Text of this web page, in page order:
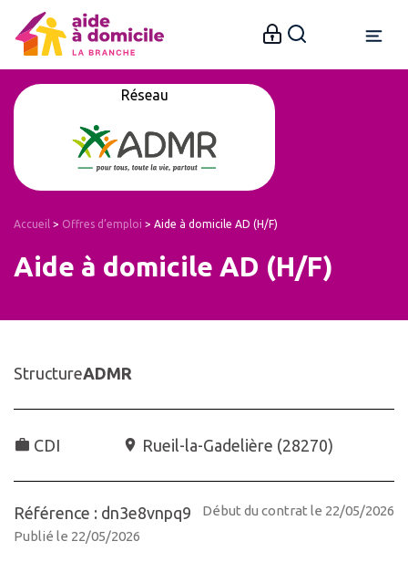
Réseau
Accueil > Offres d’emploi > Aide à domicile AD (H/F)
Aide à domicile AD (H/F)
StructureADMR
CDI Rueil-la-Gadelière (28270)
Référence : dn3e8vnpq9
Début du contrat le 22/05/2026
Publié le 22/05/2026